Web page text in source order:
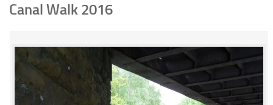
Canal Walk 2016